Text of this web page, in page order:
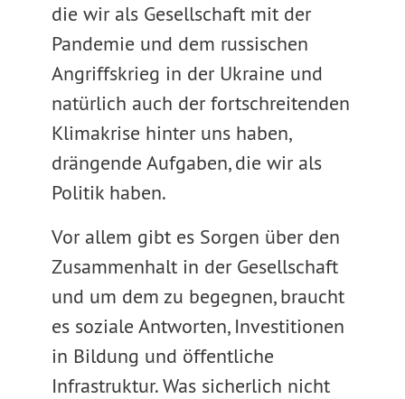
die wir als Gesellschaft mit der
Pandemie und dem russischen
Angriffskrieg in der Ukraine und
natürlich auch der fortschreitenden
Klimakrise hinter uns haben,
drängende Aufgaben, die wir als
Politik haben.
Vor allem gibt es Sorgen über den
Zusammenhalt in der Gesellschaft
und um dem zu begegnen, braucht
es soziale Antworten, Investitionen
in Bildung und öffentliche
Infrastruktur. Was sicherlich nicht